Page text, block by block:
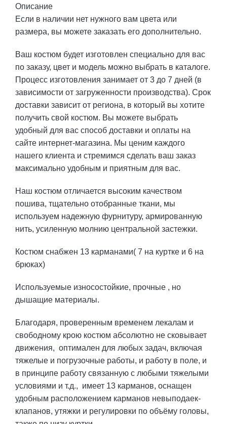
Описание
Если в наличии нет нужного вам цвета или
размера, вы можете заказать его дополнительно.
Ваш костюм будет изготовлен специально для вас
по заказу, цвет и модель можно выбрать в каталоге.
Процесс изготовления занимает от 3 до 7 дней (в
зависимости от загруженности производства). Срок
доставки зависит от региона, в который вы хотите
получить свой костюм. Вы можете выбрать
удобный для вас способ доставки и оплаты на
сайте интернет-магазина. Мы ценим каждого
нашего клиента и стремимся сделать ваш заказ
максимально удобным и приятным для вас.
Наш костюм отличается высоким качеством
пошива, тщательно отобранные ткани, мы
используем надежную фурнитуру, армированную
нить, усиленную молнию центральной застежки.
Костюм снабжен 13 карманами( 7 на куртке и 6 на
брюках)
Используемые износостойкие, прочные , но
дышащие материалы.
Благодаря, проверенным временем лекалам и
свободному крою костюм абсолютно не сковывает
движения, оптимален для любых задач, включая
тяжелые и погрузочные работы, и работу в поле, и
в принципе работу связанную с любыми тяжелыми
условиями и т.д., имеет 13 карманов, оснащен
удобным расположением карманов невыподаек-
клапанов, утяжки и регулировки по объёму головы,